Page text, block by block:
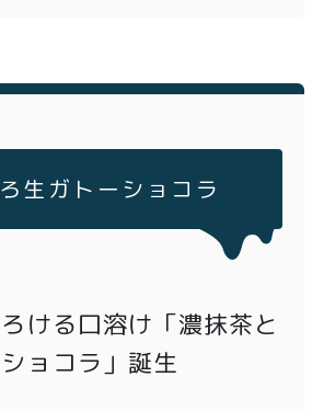
生ガトーショコラ
ける口溶け「濃抹茶と
ョコラ」誕生